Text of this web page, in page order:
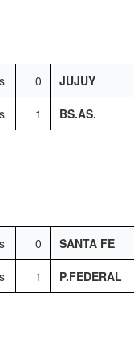
0 JUJUY
1 BS.AS.
0 SANTA FE
1 P.FEDERAL